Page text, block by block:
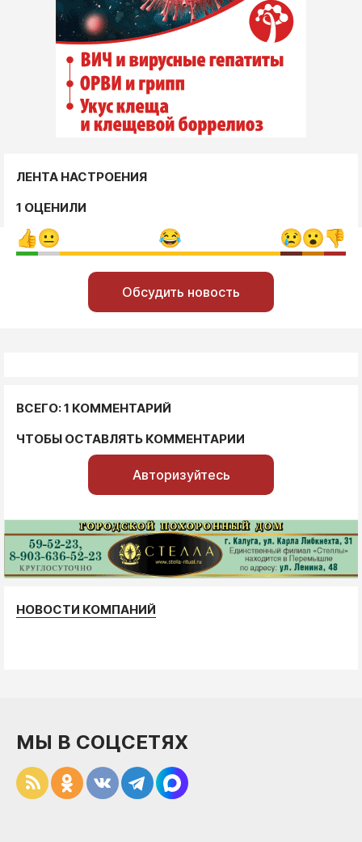
ЛЕНТА НАСТРОЕНИЯ
1 ОЦЕНИЛИ
Обсудить новость
ВСЕГО: 1 КОММЕНТАРИЙ
ЧТОБЫ ОСТАВЛЯТЬ КОММЕНТАРИИ
Авторизуйтесь
НОВОСТИ КОМПАНИЙ
МЫ В СОЦСЕТЯХ